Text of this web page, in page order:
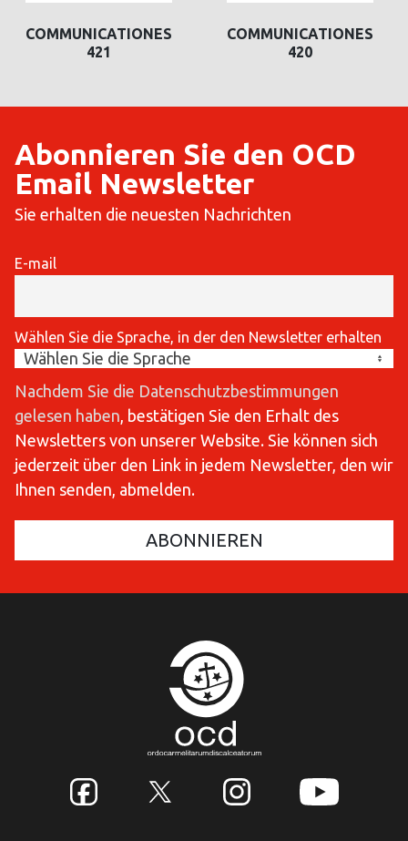
COMMUNICATIONES
421
COMMUNICATIONES
420
Abonnieren Sie den OCD
Email Newsletter
Sie erhalten die neuesten Nachrichten
E-mail
Wählen Sie die Sprache, in der den Newsletter erhalten
Nachdem Sie die Datenschutzbestimmungen
gelesen haben, bestätigen Sie den Erhalt des
Newsletters von unserer Website. Sie können sich
jederzeit über den Link in jedem Newsletter, den wir
Ihnen senden, abmelden.